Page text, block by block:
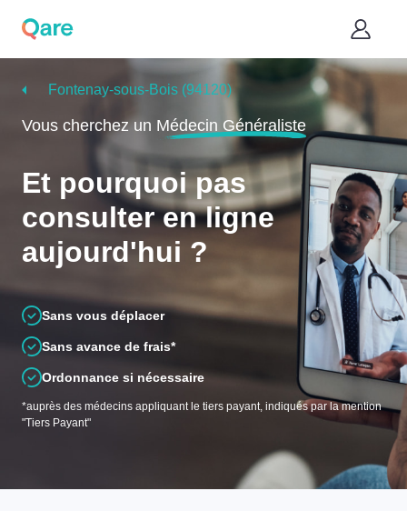
Fontenay-sous-Bois (94120)
Vous cherchez un Médecin Généraliste
Et pourquoi pas
consulter en ligne
aujourd'hui ?
Sans vous déplacer
Sans avance de frais*
Ordonnance si nécessaire
*auprès des médecins appliquant le tiers payant, indiqués par la mention
"Tiers Payant"